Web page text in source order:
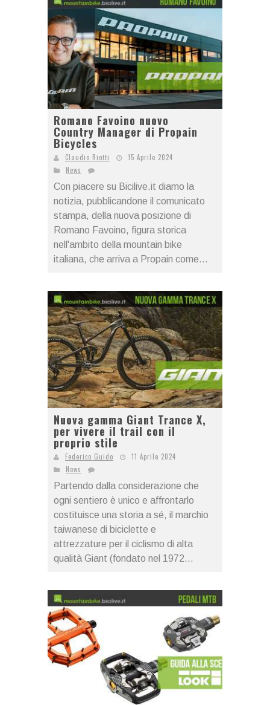
Romano Favoino nuovo
Country Manager di Propain
Bicycles
Claudio Riotti
15 Aprile 2024
News
Con piacere su Bicilive.it diamo la
notizia, pubblicandone il comunicato
stampa, della nuova posizione di
Romano Favoino, figura storica
nell'ambito della mountain bike
italiana, che arriva a Propain come...
Nuova gamma Giant Trance X,
per vivere il trail con il
proprio stile
Federico Guido
11 Aprile 2024
News
Partendo dalla considerazione che
ogni sentiero è unico e affrontarlo
costituisce una storia a sé, il marchio
taiwanese di biciclette e
attrezzature per il ciclismo di alta
qualità Giant (fondato nel 1972...